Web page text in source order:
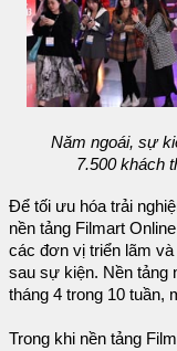
Năm ngoái, sự
7.500 khách
Để tối ưu hóa trải
nền tảng Filmart
các đơn vị triển lãm
sau sự kiện. Nền tảng
tháng 4 trong 10 tuần,
Trong khi nền tảng